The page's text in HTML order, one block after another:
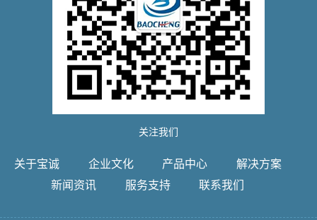
关注我们
关于宝诚 企业文化 产品中心
解决方案
新闻资讯
服务支持 联系我们